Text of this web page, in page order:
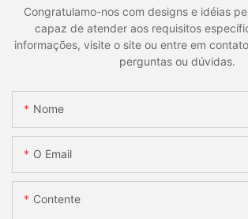
Congratulamo-nos com designs e idéias
capaz de atender aos requisitos
informações, visite o site ou entre em
perguntas ou dúvidas.
Nome
O Email
Contente